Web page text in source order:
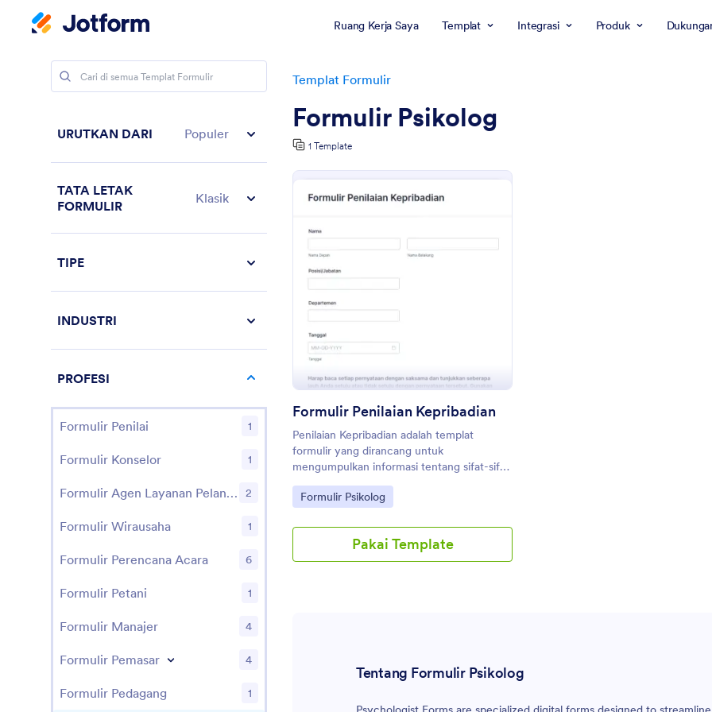
Ruang Kerja Saya Templat Integrasi Produk
Templat Formulir
Formulir Psikolog
1 Template
Formulir Penilaian Kepribadian
Penilaian Kepribadian adalah templat
formulir yang dirancang untuk
mengumpulkan informasi tentang sifat-sifat,
preferensi, dan kecenderungan kepribadian
seseorang.
Go to Category:
Formulir Psikolog
Pakai Template
Tentang Formulir Psikolog
URUTKAN DARI Populer
TATA LETAK
FORMULIR
Klasik
TIPE
INDUSTRI
PROFESI
Formulir Penilai 1
Formulir Konselor 1
Formulir Agen Layanan Pelanggan 2
Formulir Wirausaha 1
Formulir Perencana Acara 6
Formulir Petani 1
Formulir Manajer 4
Formulir Pemasar 4
Formulir Pedagang 1